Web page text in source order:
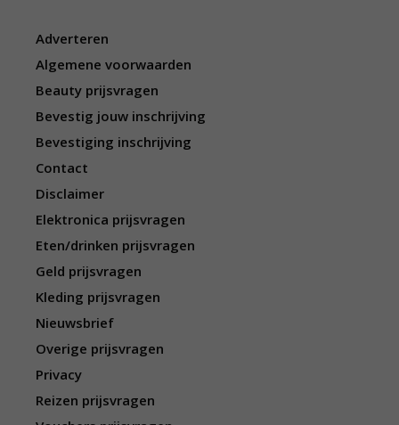
Adverteren
Algemene voorwaarden
Beauty prijsvragen
Bevestig jouw inschrijving
Bevestiging inschrijving
Contact
Disclaimer
Elektronica prijsvragen
Eten/drinken prijsvragen
Geld prijsvragen
Kleding prijsvragen
Nieuwsbrief
Overige prijsvragen
Privacy
Reizen prijsvragen